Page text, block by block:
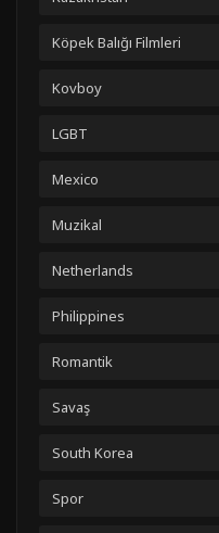
Köpek Balığı Filmleri
Kovboy
LGBT
Mexico
Muzikal
Netherlands
Philippines
Romantik
Savaş
South Korea
Spor